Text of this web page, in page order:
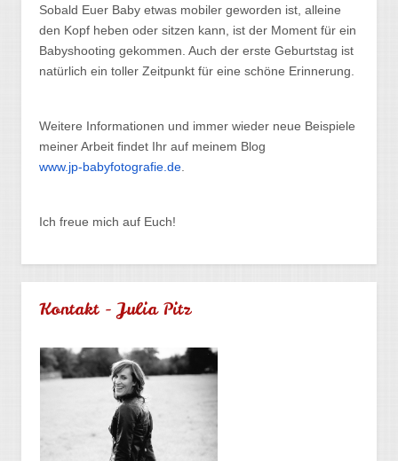
Sobald Euer Baby etwas mobiler geworden ist, alleine
den Kopf heben oder sitzen kann, ist der Moment für ein
Babyshooting gekommen. Auch der erste Geburtstag ist
natürlich ein toller Zeitpunkt für eine schöne Erinnerung.
Weitere Informationen und immer wieder neue Beispiele
meiner Arbeit findet Ihr auf meinem Blog
www.jp-babyfotografie.de
Ich freue mich auf Euch!
Kontakt - Julia Pitz